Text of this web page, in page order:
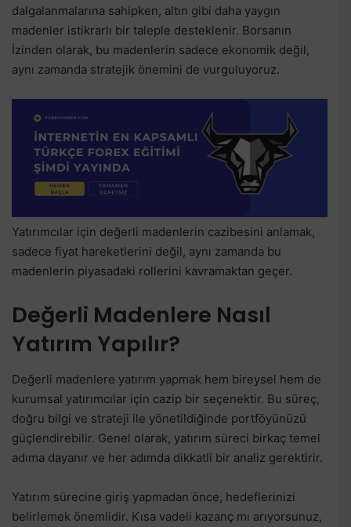
dalgalanmalarına sahipken, altın gibi daha yaygın
madenler istikrarlı bir taleple desteklenir. Borsanın
İzinden olarak, bu madenlerin sadece ekonomik değil,
aynı zamanda stratejik önemini de vurguluyoruz.
Yatırımcılar için değerli madenlerin cazibesini anlamak,
sadece fiyat hareketlerini değil, aynı zamanda bu
madenlerin piyasadaki rollerini kavramaktan geçer.
Değerli Madenlere Nasıl
Yatırım Yapılır?
Değerli madenlere yatırım yapmak hem bireysel hem de
kurumsal yatırımcılar için cazip bir seçenektir. Bu süreç,
doğru bilgi ve strateji ile yönetildiğinde portföyünüzü
güçlendirebilir. Genel olarak, yatırım süreci birkaç temel
adıma dayanır ve her adımda dikkatli bir analiz gerektirir.
Yatırım sürecine giriş yapmadan önce, hedeflerinizi
belirlemek önemlidir. Kısa vadeli kazanç mı arıyorsunuz,